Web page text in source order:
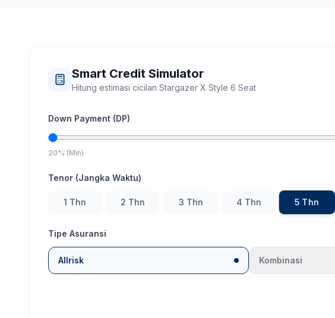
Smart Credit Simulator
Hitung estimasi cicilan Stargazer X Style 6 Seat
Down Payment (DP)
20% (Min)
Tenor (Jangka Waktu)
1 Thn 2 Thn 3 Thn 4 Thn 5 Thn
Tipe Asuransi
Allrisk Kombinasi